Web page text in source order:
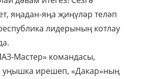
яңадан-яңа җиңүләр теләп
лидерының котлау
Мастер» командасы,
уңышка ирешеп, «Дакар»ның